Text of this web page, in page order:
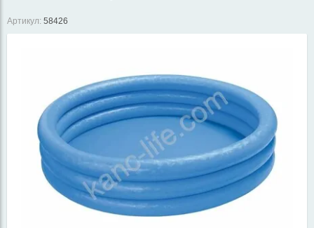
Артикул: 58426